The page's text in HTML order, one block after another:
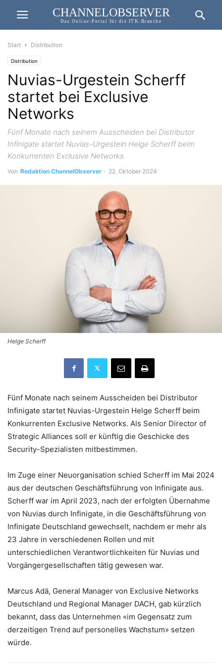
CHANNELOBSERVER
Das Online-Portal für die ITK-Branche
Start Distribution
Distribution
Nuvias-Urgestein Scherff
startet bei Exclusive
Networks
Fünf Monate nach seinem Ausscheiden bei Distributor
Infinigate startet Nuvias-Urgestein Helge Scherff beim
Konkurrenten Exclusive Networks.
Von Redaktion ChannelObserver - 22. Oktober 2024
Helge Scherff
Fünf Monate nach seinem Ausscheiden bei Distributor
Infinigate startet Nuvias-Urgestein Helge Scherff beim
Konkurrenten Exclusive Networks. Als Senior Director of
Strategic Alliances soll er künftig die Geschicke des
Security-Spezialisten mitbestimmen.
Im Zuge einer Neuorganisation schied Scherff im Mai 2024
aus der deutschen Geschäftsführung von Infinigate aus.
Scherff war im April 2023, nach der erfolgten Übernahme
von Nuvias durch Infinigate, in die Geschäftsführung von
Infinigate Deutschland gewechselt, nachdem er mehr als
23 Jahre in verschiedenen Rollen und mit
unterschiedlichen Verantwortlichkeiten für Nuvias und
Vorgängergesellschaften tätig gewesen war.
Marcus Adä, General Manager von Exclusive Networks
Deutschland und Regional Manager DACH, gab kürzlich
bekannt, dass das Unternehmen «im Gegensatz zum
derzeitigen Trend auf personelles Wachstum» setzen
würde.